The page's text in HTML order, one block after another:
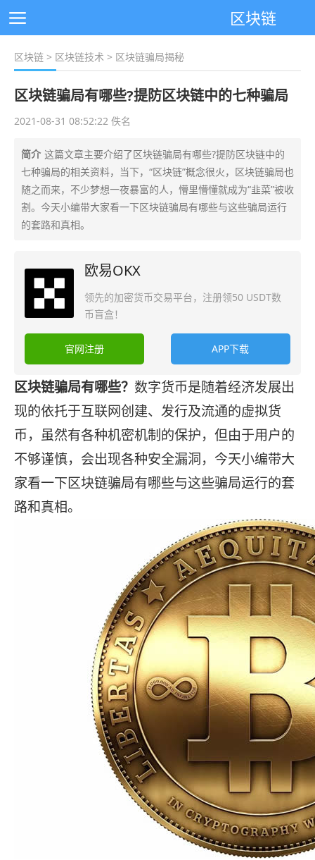
区块链
区块链 > 区块链技术 > 区块链骗局揭秘
区块链骗局有哪些?提防区块链中的七种骗局
2021-08-31 08:52:22 佚名
简介 这篇文章主要介绍了区块链骗局有哪些?提防区块链中的
七种骗局的相关资料，当下，“区块链”概念很火，区块链骗局也
随之而来，不少梦想一夜暴富的人，懵里懵懂就成为“韭菜”被收
割。今天小编带大家看一下区块链骗局有哪些与这些骗局运行
的套路和真相。
欧易OKX
领先的加密货币交易平台，注册领50 USDT数
币盲盒！
官网注册 APP下载
区块链骗局有哪些？ 数字货币是随着经济发展出
现的依托于互联网创建、发行及流通的虚拟货
币，虽然有各种机密机制的保护，但由于用户的
不够谨慎，会出现各种安全漏洞，今天小编带大
家看一下区块链骗局有哪些与这些骗局运行的套
路和真相。